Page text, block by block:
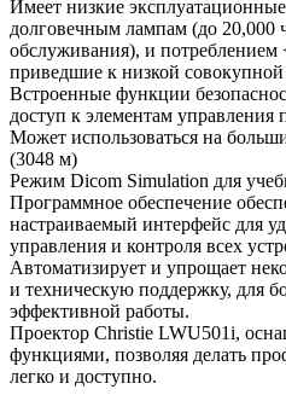
Имеет низкие
долговечным лампам (до 20,000
обслуживания), и
приведшие к низкой
Встроенные функции
доступ к элементам
Может использоваться на
(3048 м)
Режим Dicom Simulation для
Программное обеспечение
настраиваемый интерфейс для
управления и контроля всех
Автоматизирует и упрощает
и техническую поддержку, для
эффективной работы.
Проектор Christie LWU501i,
функциями, позволяя делать
легко и доступно.